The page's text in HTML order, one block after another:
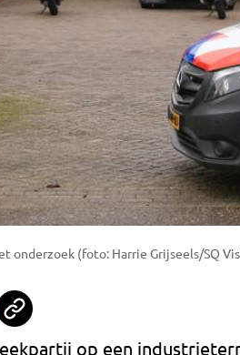
onderzoek (foto: Harrie Grijseels/SQ
op een